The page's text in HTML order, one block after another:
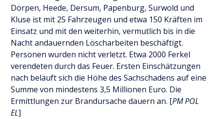
Dörpen, Heede, Dersum, Papenburg, Surwold und
Kluse ist mit 25 Fahrzeugen und etwa 150 Kräften im
Einsatz und mit den weiterhin, vermutlich bis in die
Nacht andauernden Löscharbeiten beschäftigt.
Personen wurden nicht verletzt. Etwa 2000 Ferkel
verendeten durch das Feuer. Ersten Einschätzungen
nach beläuft sich die Höhe des Sachschadens auf eine
Summe von mindestens 3,5 Millionen Euro. Die
Ermittlungen zur Brandursache dauern an. [PM POL
EL]